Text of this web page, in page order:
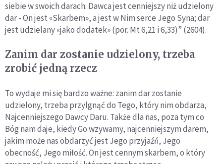
siebie w swoich darach. Dawca jest cenniejszy niż udzielony
dar - On jest «Skarbem», a jest w Nim serce Jego Syna; dar
jest udzielany «jako dodatek» (por. Mt 6,21 i 6,33)” (2604).
Zanim dar zostanie udzielony, trzeba
zrobić jedną rzecz
To wydaje mi się bardzo ważne: zanim dar zostanie
udzielony, trzeba przylgnąć do Tego, który nim obdarza,
Najcenniejszego Dawcy Daru. Także dla nas, poza tym co
Bóg nam daje, kiedy Go wzywamy, najcenniejszym darem,
jakim może nas obdarzyć jest Jego przyjaźń, Jego
obecność, Jego miłość. On jest cennym skarbem, o który